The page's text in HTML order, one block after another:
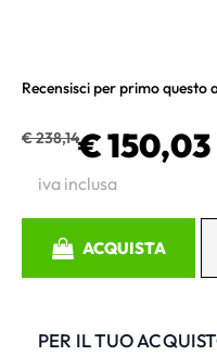
Recensisci per primo questo
€ 238,14€ 150,03
iva inclusa
ACQUISTA
PER IL TUO